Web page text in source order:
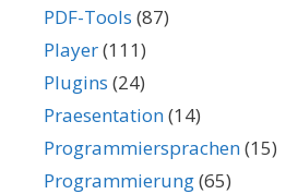
PDF-Tools (87)
Player(111)
Plugins (24)
Praesentation(14)
Programmiersprachen(15)
Programmierung(65)